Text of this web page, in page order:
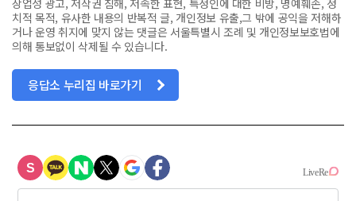
치적 목적, 유사한 내용의 반복적 글, 개인정보 유출,그 밖에 공익을 저해하
거나 운영 취지에 맞지 않는 댓글은 서울특별시 조례 및 개인정보보호법에
의해 통보없이 삭제될 수 있습니다.
응답소 누리집 바로가기